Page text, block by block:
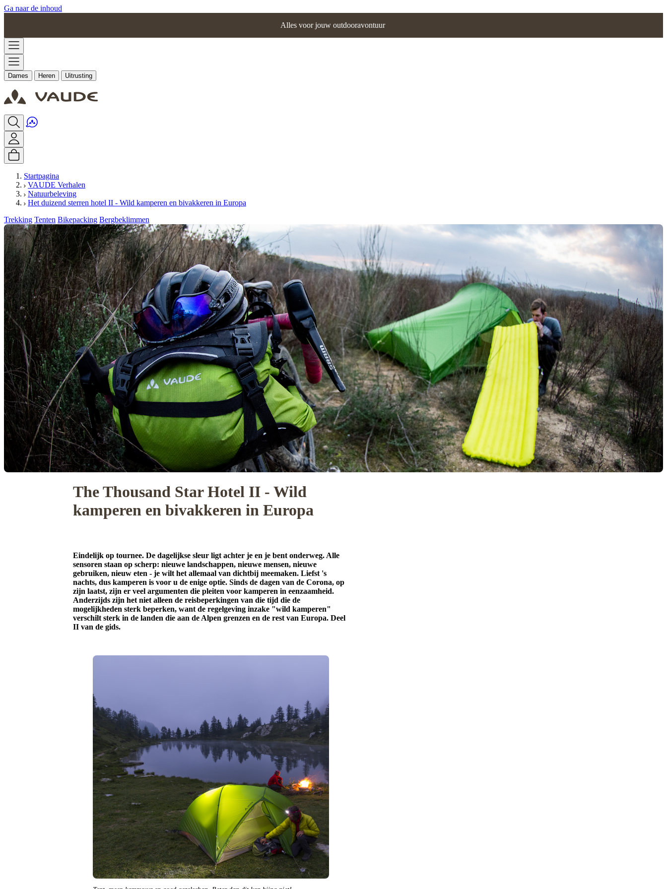
Ga naar de inhoud
Alles voor jouw outdooravontuur
Dames Heren Uitrusting
Startpagina
VAUDE Verhalen
Natuurbeleving
Het duizend sterren hotel II - Wild kamperen en bivakkeren in Europa
Trekking Tenten Bikepacking Bergbeklimmen
The Thousand Star Hotel II - Wild
kamperen en bivakkeren in Europa
Eindelijk op tournee. De dagelijkse sleur ligt achter je en je bent onderweg. Alle
sensoren staan op scherp: nieuwe landschappen, nieuwe mensen, nieuwe
gebruiken, nieuw eten - je wilt het allemaal van dichtbij meemaken. Liefst 's
nachts, dus kamperen is voor u de enige optie. Sinds de dagen van de Corona, op
zijn laatst, zijn er veel argumenten die pleiten voor kamperen in eenzaamheid.
Anderzijds zijn het niet alleen de reisbeperkingen van die tijd die de
mogelijkheden sterk beperken, want de regelgeving inzake "wild kamperen"
verschilt sterk in de landen die aan de Alpen grenzen en de rest van Europa. Deel
II van de gids.